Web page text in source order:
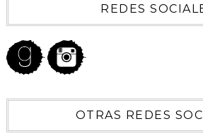
REDES
OTRAS REDES